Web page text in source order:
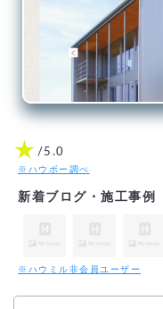
★ /5.0
※ハウボー調べ
新着ブログ・施工事例
※ハウミル非会員ユーザー